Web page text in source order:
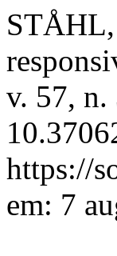
STÅHL,
v. 57,
https://
em: 7